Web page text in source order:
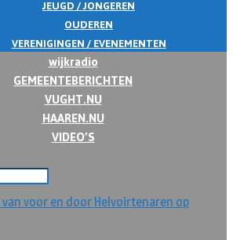
JEUGD / JONGEREN
OUDEREN
VERENIGINGEN / EVENEMENTEN
wijkradio
GEMEENTEBERICHTEN
VUGHT.NU
HAAREN.NU
VIDEO’S